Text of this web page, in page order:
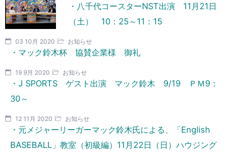
・八千代コースターNST出演 11月21日
（土） 10：25～11：15
03 10月 2020 お知らせ
・マック鈴木杯 協賛企業様 御礼
19 9月 2020 お知らせ
・J SPORTS ゲスト出演 マック鈴木 9/19 ＰＭ9：
30～
12 11月 2020 お知らせ
・元メジャーリーガーマック鈴木氏による、「English
BASEBALL」教室（初級編）11月22日（日）ハウジング